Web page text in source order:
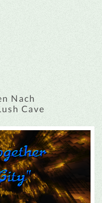
Nach
Cave